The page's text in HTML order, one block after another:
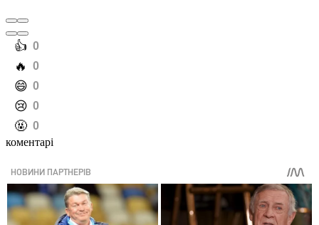
️👍 0
️🔥 0
️😄 0
️😢 0
️🤬 0
коментарі